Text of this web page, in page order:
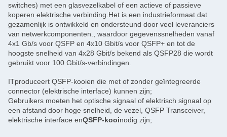
switches) met een glasvezelkabel of een actieve of passieve
koperen elektrische verbinding.Het is een industrieformaat dat
gezamenlijk is ontwikkeld en ondersteund door veel leveranciers
van netwerkcomponenten., waardoor gegevenssnelheden vanaf
4x1 Gb/s voor QSFP en 4x10 Gbit/s voor QSFP+ en tot de
hoogste snelheid van 4x28 Gbit/s bekend als QSFP28 die wordt
gebruikt voor 100 Gbit/s-verbindingen.
ITproduceert QSFP-kooien die met of zonder geïntegreerde
connector (elektrische interface) kunnen zijn;
Gebruikers moeten het optische signaal of elektrisch signaal op
een afstand door hoge snelheid, de vezel, QSFP Transceiver,
elektrische interface enQSFP-kooinodig zijn;